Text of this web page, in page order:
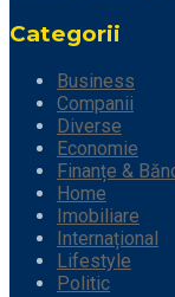
Categorii
Business
Companii
Diverse
Economie
Finanțe &
Home
Imobiliare
Internațional
Lifestyle
Politic